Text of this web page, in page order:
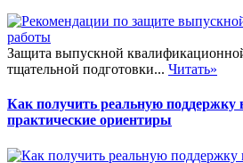
Защита выпускной
тщательной подготовки... Читать»
Как получить реальную поддержку
практические ориентиры